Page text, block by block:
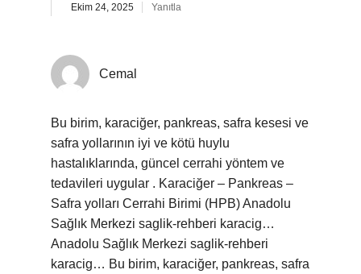
Ekim 24, 2025 Yanıtla
Cemal
Bu birim, karaciğer, pankreas, safra kesesi ve
safra yollarının iyi ve kötü huylu
hastalıklarında, güncel cerrahi yöntem ve
tedavileri uygular . Karaciğer – Pankreas –
Safra yolları Cerrahi Birimi (HPB) Anadolu
Sağlık Merkezi saglik-rehberi karacig…
Anadolu Sağlık Merkezi saglik-rehberi
karacig… Bu birim, karaciğer, pankreas, safra